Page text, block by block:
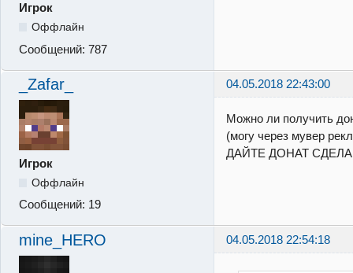
Игрок
Оффлайн
Сообщений: 787
_Zafar_ 04.05.2018 22:43:00
Игрок
Оффлайн
Сообщений: 19
Можно ли получить
(могу через мувер
ДАЙТЕ ДОНАТ
mine_HERO 04.05.2018 22:54:18